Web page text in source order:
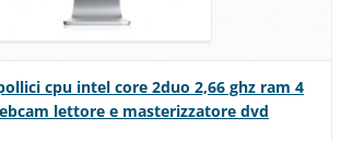
cpu intel core 2duo 2,66 ghz ram 4
lettore e masterizzatore dvd